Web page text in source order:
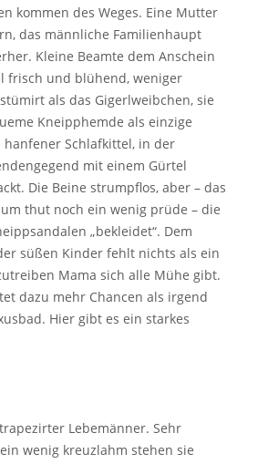
kommen des Weges. Eine Mutter
das männliche Familienhaupt
Kleine Beamte dem Anschein
frisch und blühend, weniger
als das Gigerlweibchen, sie
Kneipphemde als einzige
hanfener Schlafkittel, in der
mit einem Gürtel
Die Beine strumpflos, aber – das
thut noch ein wenig prüde – die
„bekleidet“. Dem
süßen Kinder fehlt nichts als ein
Mama sich alle Mühe gibt.
dazu mehr Chancen als irgend
Hier gibt es ein starkes
Lebemänner. Sehr
wenig kreuzlahm stehen sie